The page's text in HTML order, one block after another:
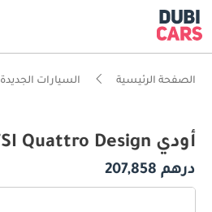
الصفحة الرئيسية السيارات الجديدة
أودي A4 45 TFSI Quattro Design (252 حصان)
درهم 207,858